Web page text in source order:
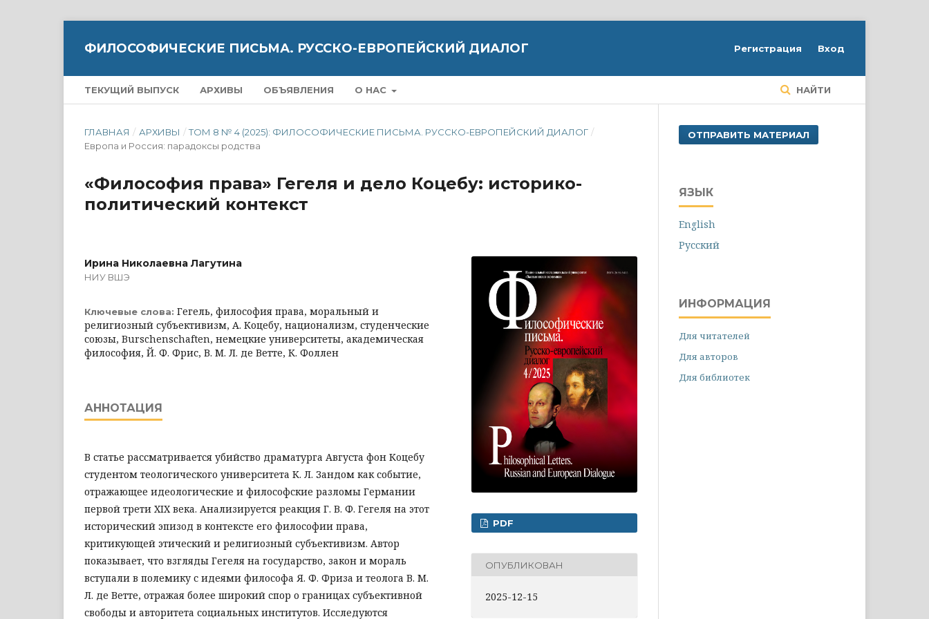
ФИЛОСОФИЧЕСКИЕ ПИСЬМА. РУССКО-ЕВРОПЕЙСКИЙ ДИАЛОГ
ТЕКУЩИЙ ВЫПУСК АРХИВЫ ОБЪЯВЛЕНИЯ О НАС НАЙТИ
Регистрация Вход
ГЛАВНАЯ / АРХИВЫ / ТОМ 8 № 4 (2025): ФИЛОСОФИЧЕСКИЕ ПИСЬМА. РУССКО-ЕВРОПЕЙСКИЙ ДИАЛОГ /
Европа и Россия: парадоксы родства
«Философия права» Гегеля и дело Коцебу: историко-
политический контекст
Ирина Николаевна Лагутина
НИУ ВШЭ
Ключевые слова: Гегель, философия права, моральный и
религиозный субъективизм, А. Коцебу, национализм, студенческие
союзы, Burschenschaften, немецкие университеты, академическая
философия, Й. Ф. Фрис, В. М. Л. де Ветте, К. Фоллен
АННОТАЦИЯ
В статье рассматривается убийство драматурга Августа фон Коцебу
студентом теологического университета К. Л. Зандом как событие,
отражающее идеологические и философские разломы Германии
первой трети XIX века. Анализируется реакция Г. В. Ф. Гегеля на этот
исторический эпизод в контексте его философии права,
критикующей этический и религиозный субъективизм. Автор
показывает, что взгляды Гегеля на государство, закон и мораль
вступали в полемику с идеями философа Я. Ф. Фриза и теолога В. М.
Л. де Ветте, отражая более широкий спор о границах субъективной
свободы и авторитета социальных институтов. Исследуются
PDF
ОПУБЛИКОВАН
2025-12-15
ОТПРАВИТЬ МАТЕРИАЛ
ЯЗЫК
English
Русский
ИНФОРМАЦИЯ
Для читателей
Для авторов
Для библиотек